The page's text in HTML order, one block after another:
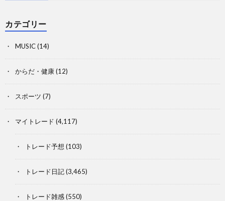
カテゴリー
MUSIC(14)
からだ・健康(12)
スポーツ (7)
マイトレード (4,117)
トレード予想 (103)
トレード日記(3,465)
トレード雑感(550)